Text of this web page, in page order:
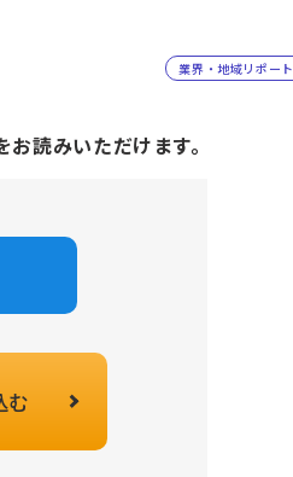
業界・地域リポート
お読みいただけます。
む